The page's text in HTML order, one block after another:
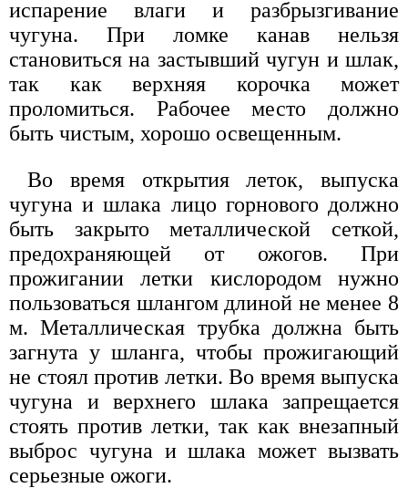
испарение влаги и разбрызгивание
чугуна. При ломке канав нельзя
становиться на застывший чугун и шлак,
так как верхняя корочка может
проломиться. Рабочее место должно
быть чистым, хорошо освещенным.
Во время открытия леток, выпуска
чугуна и шлака лицо горнового должно
быть закрыто металлической сеткой,
предохраняющей от ожогов. При
прожигании летки кислородом нужно
пользоваться шлангом длиной не менее 8
м. Металлическая трубка должна быть
загнута у шланга, чтобы прожигающий
не стоял против летки. Во время выпуска
чугуна и верхнего шлака запрещается
стоять против летки, так как внезапный
выброс чугуна и шлака может вызвать
серьезные ожоги.